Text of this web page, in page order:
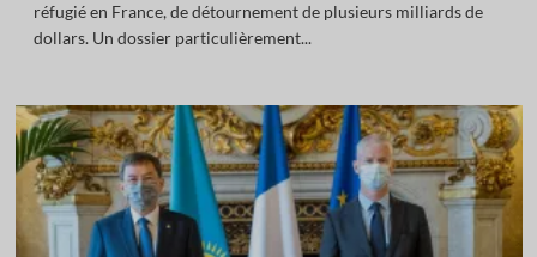
réfugié en France, de détournement de plusieurs milliards de
dollars. Un dossier particulièrement...